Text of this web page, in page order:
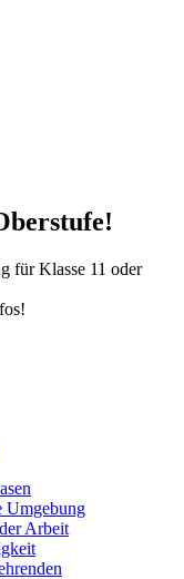
für Klasse 11 oder
Umgebung
Arbeit